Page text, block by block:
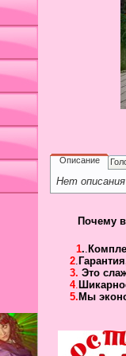
Описание
Нет описания
Почему
1..
2. Гарантия
3. Это
4.
5. Мы